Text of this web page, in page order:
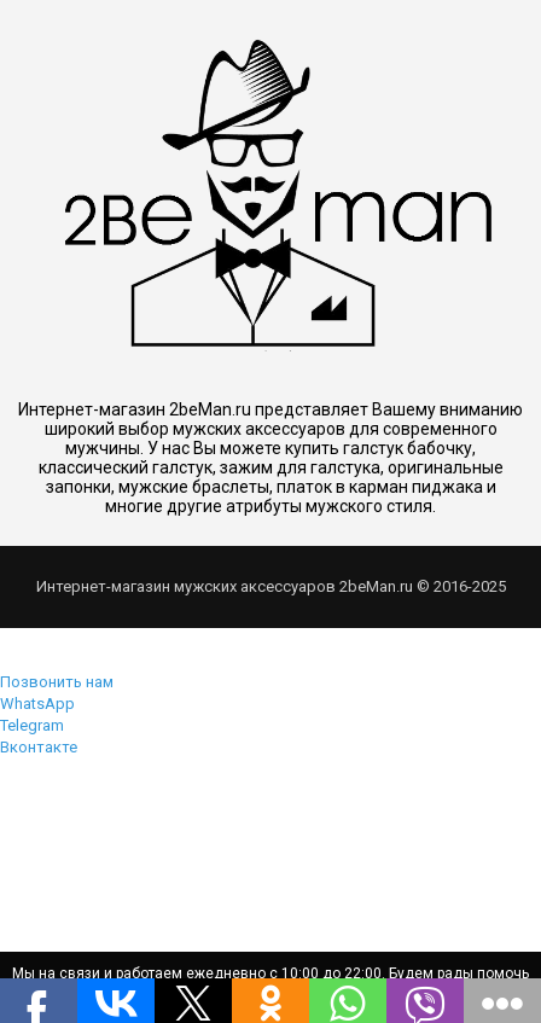
Интернет-магазин 2beMan.ru представляет Вашему вниманию
широкий выбор мужских аксессуаров для современного
мужчины. У нас Вы можете купить галстук бабочку,
классический галстук, зажим для галстука, оригинальные
запонки, мужские браслеты, платок в карман пиджака и
многие другие атрибуты мужского стиля.
Интернет-магазин мужских аксессуаров 2beMan.ru © 2016-2025
Мы на связи и работаем ежедневно с 10:00 до 22:00. Будем рады помочь
вам!
Мы на связи и работаем ежедневно с 10:00 до 22:00. Будем рады помочь
вам!
Позвонить нам
WhatsApp
Telegram
Вконтакте